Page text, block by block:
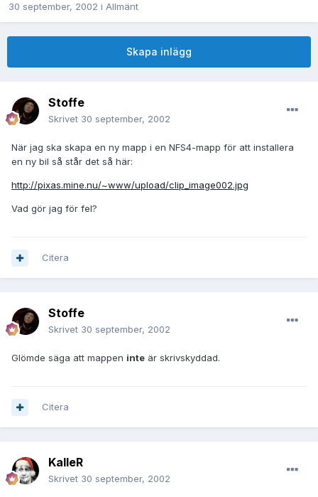
30 september, 2002 i Allmänt
Skapa inlägg
Stoffe
Skrivet 30 september, 2002
När jag ska skapa en ny mapp i en NFS4-mapp för att installera
en ny bil så står det så här:
http://pixas.mine.nu/~www/upload/clip_image002.jpg
Vad gör jag för fel?
Citera
Stoffe
Skrivet 30 september, 2002
Glömde säga att mappen inte är skrivskyddad.
Citera
KalleR
Skrivet 30 september, 2002